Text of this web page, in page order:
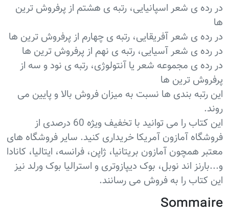
در رده ی شعر اسپانیایی، رتبه ی هشتم از پرفروش ترین
ها
در رده ی شعر آفریقایی، رتبه ی چهارم از پرفروش ترین ها
در رده ی شعر آسیایی، رتبه ی نهم از پرفروش ترین ها
در رده ی مجموعه شعر یا آنتولوژی، رتبه ی نود و سه از
پرفروش ترین ها
این رتبه بندی ها نسبت به میزان فروش بالا و پایین می
روند.
این کتاب را می توانید با تخفیف ويژه 60 درصدی از
فروشگاه آمازون آمریکا خریداری کنید. سایر فروشگاه های
معتبر همچون آمازون بریتانیا، ژاپن، فرانسه، ایتالیا، کانادا
و...بارنز اند نوبل، بوک دیپازوتری و استرالیا بوک ورلد نیز
این کتاب را به فروش می رسانند.
Sommaire